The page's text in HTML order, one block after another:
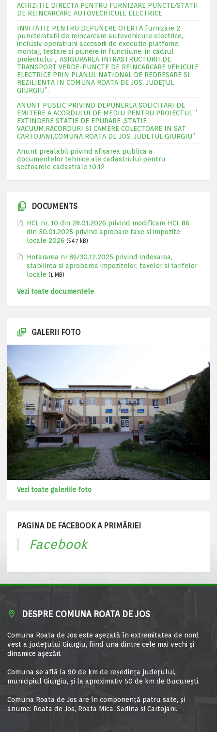
ACHIZITIE DIRECTA PENTRU FURNIZARE PUNCTE/STATII
DE REINCARCARE AUTOVECHICULE ELECTRICE
INVITATIE PENTRU DEPUNERE OFERTA furnizare 2
puncte/statii de reincarcare autovehicule electrice,
inclusiv operatiuni accesorii de executie platfome,
montaj, testare si punere in functiune, in cadrul
proiectului „ ASIGURAREA INFRASTRUCTURII DE
TRANSPORT VERDE-PUNCTE DE REINCARCARE VEHICULE
ELECTRICE PRIN PLANUL NATIONAL DE REDRESARE SI
REZILIENTA IN COMUNA ROATA DE JOS, JUDEŢUL
GIURGIU”.
ANUNT PUBLIC PRIVIND DEPUNEREA SOLICITARI DE
EMITERE A ACORDULUI DE MEDIU PENTRU PROIECTUL ”
EXTINDERE STATIE DE EPURARE ,STATIE
VACUUM,RACORDURI SI CAMERE COLECTOARE IN SAT
CARTOJANI,COMUNA ROATA DE JOS ,JUDETUL GIURGIU”
Anunt prealabil privind afisarea publica a
documentelor tehnice ale cadastrului pentru
sectoarele cadastrale 10,12
DOCUMENTS
HCL nr. 10 din 28.01.2026 privind modificare HCL 86
din 30.01.2025 privind aprobare taxe si impozite
locale 2026 (547 kB)
Hotararea nr 86/30.12.2025 privind indexarea,
stabilirea si aprobarea impozitelor, taxelor si tarifelor
locale (1 MB)
Vezi toate documentele
GALERII FOTO
Vezi toate galeriile foto
PAGINA DE FACEBOOK A PRIMĂRIEI
Facebook
DESPRE COMUNA ROATA DE JOS
Comuna Roata de Jos este aşezată în extremitatea de nord
vest a judeţului Giurgiu, fiind una dintre cele mai vechi şi
dinamice aşezări.
Comuna se află la 90 de km de reşedinţa judeţului,
municipiul Giurgiu, şi la aproximativ 50 de km de Bucureşti.
Comuna Roata de Jos are în componență patru sate, și
anume: Roata de Jos, Roata Mica, Sadina si Cartojani.